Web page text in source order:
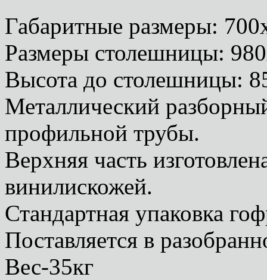
Габаритные размеры:
Размеры столешницы:
Высота до столешницы:
Металлический
профильной трубы.
Верхняя часть
винилискожей.
Стандартная упаковка
Поставляется в
Вес-35кг